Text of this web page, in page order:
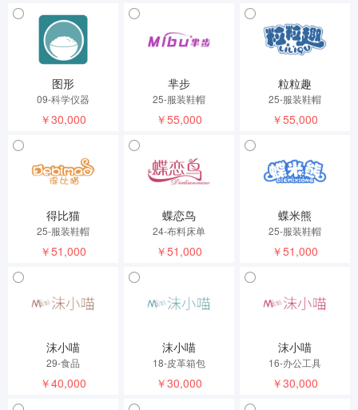
图形
09-科学仪器
￥30,000
芈步
25-服装鞋帽
￥55,000
粒粒趣
25-服装鞋帽
￥55,000
得比猫
25-服装鞋帽
￥51,000
蝶恋鸟
24-布料床单
￥51,000
蝶米熊
25-服装鞋帽
￥51,000
沫小喵
29-食品
￥40,000
沫小喵
18-皮革箱包
￥30,000
沫小喵
16-办公工具
￥30,000